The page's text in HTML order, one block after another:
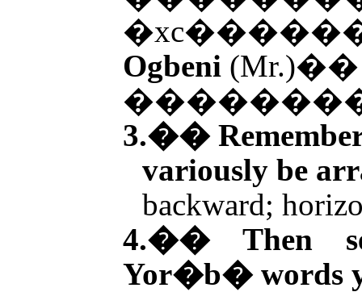
Ogbeni (Mr.)��
3.��
variously be
backward;
4.�� Then
Yor�b� words